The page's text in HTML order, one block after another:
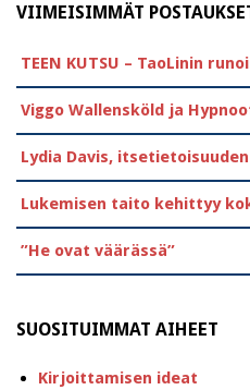
VIIMEISIMMÄT
TEEN KUTSU – TaoLinin
Viggo Wallensköld ja
Lydia Davis,
Lukemisen taito kehittyy
”He ovat väärässä”
SUOSITUIMMAT AIHEET
Kirjoittamisen ideat